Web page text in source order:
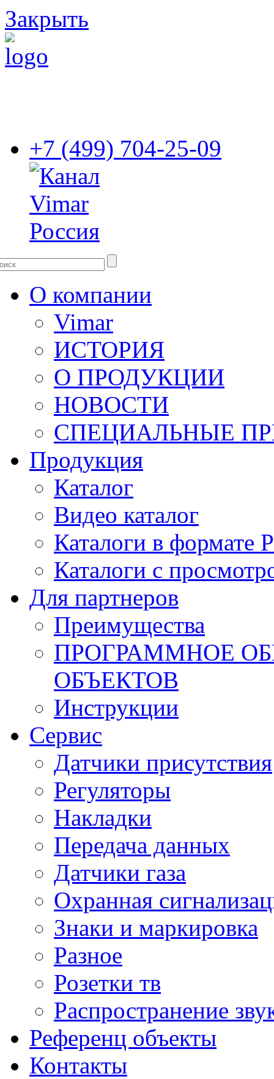
Закрыть
+7 (499) 704-25-09
О компании
Vimar
ИСТОРИЯ
О ПРОДУКЦИИ
НОВОСТИ
СПЕЦИАЛЬНЫЕ
Продукция
Каталог
Видео каталог
Каталоги в формате
Каталоги с
Для партнеров
Преимущества
ПРОГРАММНОЕ
ОБЪЕКТОВ
Инструкции
Сервис
Датчики присутствия
Регуляторы
Накладки
Передача данных
Датчики газа
Охранная
Знаки и маркировка
Разное
Розетки тв
Распространение
Референц объекты
Контакты